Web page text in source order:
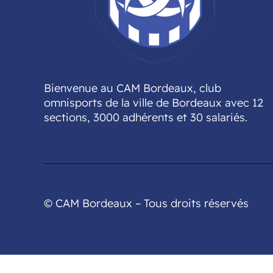
Bienvenue au CAM Bordeaux, club
omnisports de la ville de Bordeaux avec 12
sections, 3000 adhérents et 30 salariés.
© CAM Bordeaux – Tous droits réservés